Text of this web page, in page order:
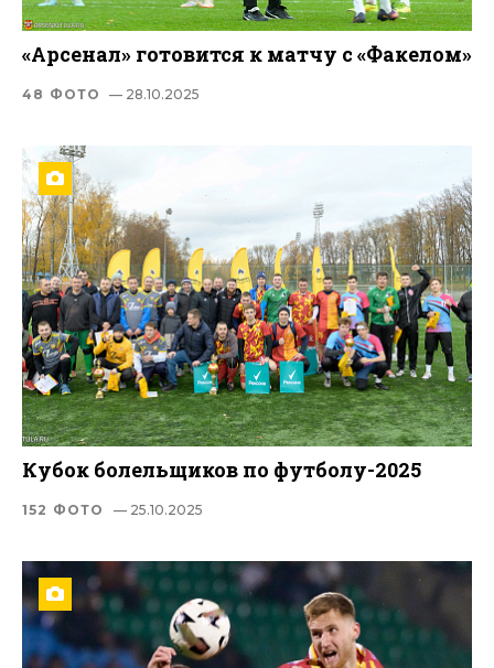
«Арсенал» готовится к матчу c «Факелом»
48 ФОТО — 28.10.2025
Кубок болельщиков по футболу-2025
152 ФОТО — 25.10.2025